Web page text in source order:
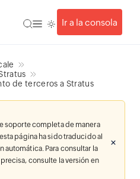
Ir a la consola
de terceros a Stratus
soporte completa de manera
página ha sido traducido al
Para consultar la
consulte la versión en